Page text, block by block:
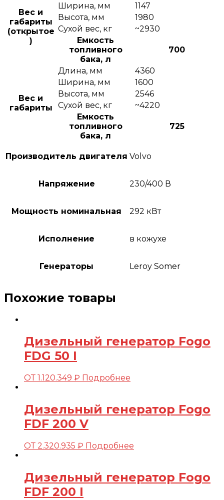
Вес и
габариты
(открытое
)
Ширина, мм
1147
Высота, мм
1980
Сухой вес, кг
~2930
Емкость
топливного
бака, л
700
Вес и
габариты
Длина, мм
4360
Ширина, мм
1600
Высота, мм
2546
Сухой вес, кг
~4220
Емкость
топливного
бака, л
725
Производитель двигателя Volvo
Напряжение 230/400 В
Мощность номинальная 292 кВт
Исполнение в кожухе
Генераторы Leroy Somer
Похожие товары
Дизельный генератор Fogo
FDG 50 I
ОТ 1.120.349 ₽ Подробнее
Дизельный генератор Fogo
FDF 200 V
ОТ 2.320.935 ₽ Подробнее
Дизельный генератор Fogo
FDF 200 I